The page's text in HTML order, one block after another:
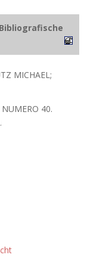
MICHAEL;
NUMERO 40.